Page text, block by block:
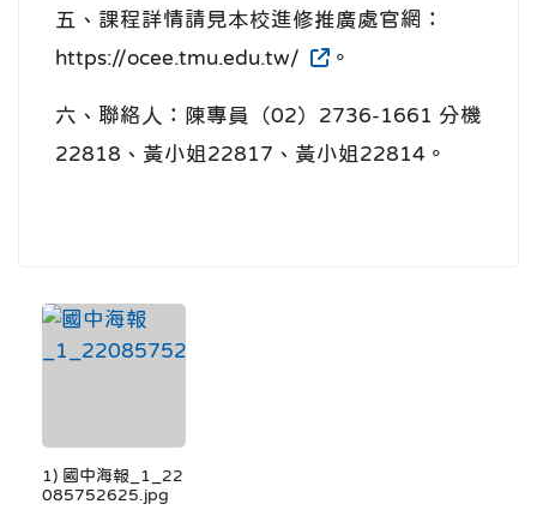
五、課程詳情請見本校進修推廣處官網：
https://ocee.tmu.edu.tw/
。
六、聯絡人：陳專員（02）2736-1661 分機
22818、黃小姐22817、黃小姐22814。
1) 國中海報_1_22
085752625.jpg